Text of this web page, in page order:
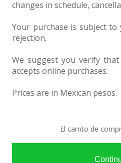
changes in schedule,
Your purchase is subject to
rejection.
We suggest you verify
accepts online purchases.
Prices are in Mexican pesos.
El carrito de